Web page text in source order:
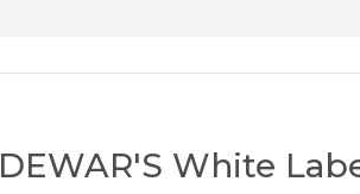
DEWAR'S White